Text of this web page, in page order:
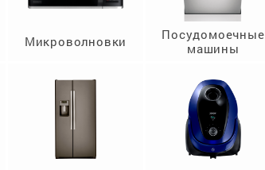
Микроволновки
Посудомоечные
машины